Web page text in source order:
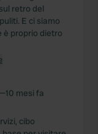
retro del
E ci siamo
è proprio dietro
10 mesi fa
cibo